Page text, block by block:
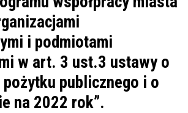
i podmiotami
w art. 3 ust.3 ustawy o
pożytku publicznego i o
na 2022 rok”.